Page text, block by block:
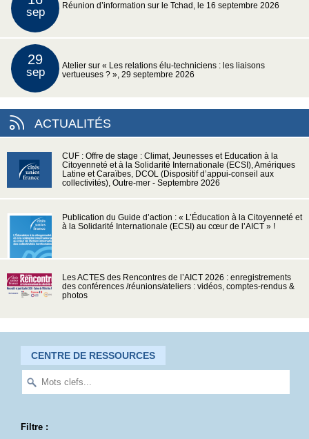
sep Réunion d’information sur le Tchad, le 16 septembre 2026
29
sep
Atelier sur « Les relations élu-techniciens : les liaisons
vertueuses ? », 29 septembre 2026
ACTUALITÉS
CUF : Offre de stage : Climat, Jeunesses et Education à la
Citoyenneté et à la Solidarité Internationale (ECSI), Amériques
Latine et Caraïbes, DCOL (Dispositif d’appui-conseil aux
collectivités), Outre-mer - Septembre 2026
Publication du Guide d’action : « L’Éducation à la Citoyenneté et
à la Solidarité Internationale (ECSI) au cœur de l’AICT » !
Les ACTES des Rencontres de l’AICT 2026 : enregistrements
des conférences /réunions/ateliers : vidéos, comptes-rendus &
photos
CENTRE DE RESSOURCES
Filtre :